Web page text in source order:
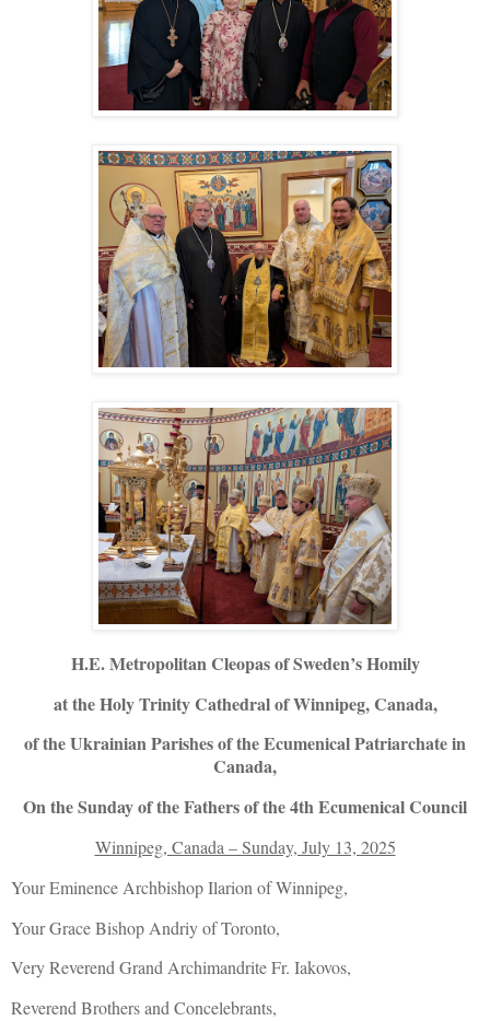
H.E. Metropolitan Cleopas of Sweden’sHomily
at the Holy Trinity Cathedral of Winnipeg, Canada,
of the Ukrainian Parishes of the Ecumenical Patriarchate in
Canada,
On the Sunday of the Fathers of the 4th Ecumenical Council
Winnipeg, Canada – Sunday, July 13, 2025
Your Eminence Archbishop Ilarion of Winnipeg,
Your Grace Bishop Andriy of Toronto,
Very ReverendGrandArchimandrite Fr. Iakovos,
Reverend Brothers and Concelebrants,